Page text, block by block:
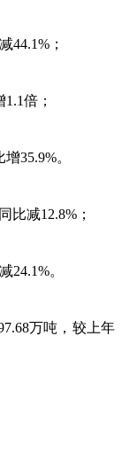
；
倍；
35.9%。
减12.8%；
。
万吨，较上年